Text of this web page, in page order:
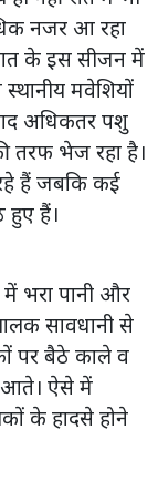
नजर आ रहा
के इस सीजन में
मवेशियों
अधिकतर पशु
तरफ भेज रहा है।
हैं जबकि कई
हुए हैं।
भरा पानी और
सावधानी से
पर बैठे काले व
आते। ऐसे में
के हादसे होने